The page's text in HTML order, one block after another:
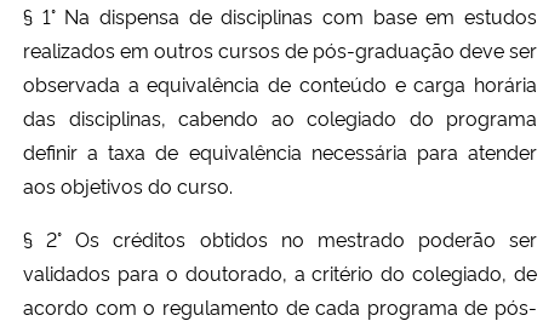
§ 1° Na dispensa de disciplinas com base em estudos
realizados em outros cursos de pós-graduação deve ser
observada a equivalência de conteúdo e carga horária
das disciplinas, cabendo ao colegiado do programa
definir a taxa de equivalência necessária para atender
aos objetivos do curso.
§ 2° Os créditos obtidos no mestrado poderão ser
validados para o doutorado, a critério do colegiado, de
acordo com o regulamento de cada programa de pós-